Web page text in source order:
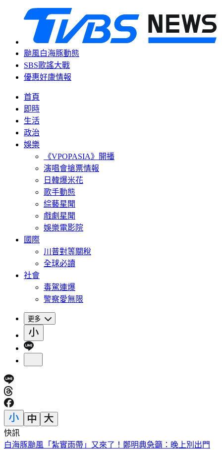
颱風白海豚動態
SBS歌謠大戰
優惠好康情報
首頁
即時
生活
政治
娛樂
《VPOPASIA》開播
演唱會搶票情報
日韓爆米花
歌手動態
綜藝星聞
戲劇星聞
娛樂電影院
國際
川普對等關稅
全球必讀
社會
毒駕連爆
警察愛無限
更多
快訊
白海豚颱風「紮實雨帶」又來了！鄭明典急籲：晚上別出門